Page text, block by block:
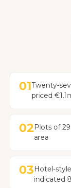
01Twenty-
priced
02Plots of
area
03Hotel-
indicated